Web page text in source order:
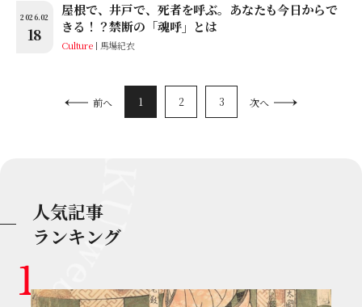
2026.02
18
屋根で、井戸で、死者を呼ぶ。あなたも今日からで
きる！？禁断の「魂呼」とは
Culture 馬場紀衣
前へ 1 2 3 次へ
人気記事
ランキング